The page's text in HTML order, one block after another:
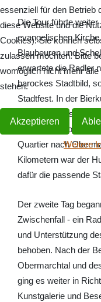
Die Tour führte
evangelischen
Blaubeuren und
erwartete die Radler
barockes Stadtbild,
Stadtfest. In der
regionale Fassbiere
die letzten
Quartier nach
Kilometern war der
dafür die passende
Der zweite Tag
Zwischenfall - ein
und Unterstützung
behoben. Nach der
Obermarchtal und
ging es weiter in
Kunstgalerie und
essenziell für den Betrieb
diese Website und die
Cookies). Sie können
zulassen möchten. Bitte
womöglich nicht mehr
stehen.
Akzeptieren
Weitere